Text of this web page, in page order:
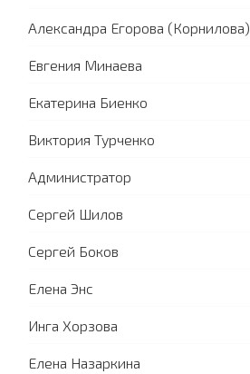
Александра Егорова (Корнилова)
Евгения Минаева
Екатерина Биенко
Виктория Турченко
Администратор
Сергей Шилов
Сергей Боков
Елена Энс
Инга Хорзова
Елена Назаркина